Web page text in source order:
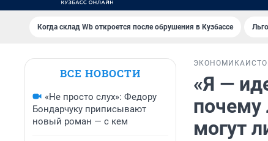
Когда склад Wb откроется после обрушения в Кузбассе
ВСЕ НОВОСТИ
«Не просто слух»: Федору
Бондарчуку приписывают
новый роман — с кем
ЭКОНОМИКА
«Я —
почему
могут